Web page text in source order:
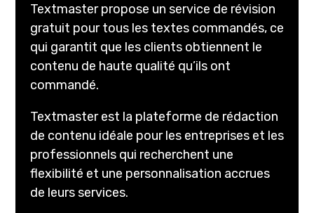
Textmaster propose un service de révision
gratuit pour tous les textes commandés, ce
qui garantit que les clients obtiennent le
contenu de haute qualité qu’ils ont
commandé.
Textmaster est la plateforme de rédaction
de contenu idéale pour les entreprises et les
professionnels qui recherchent une
flexibilité et une personnalisation accrues
de leurs services.